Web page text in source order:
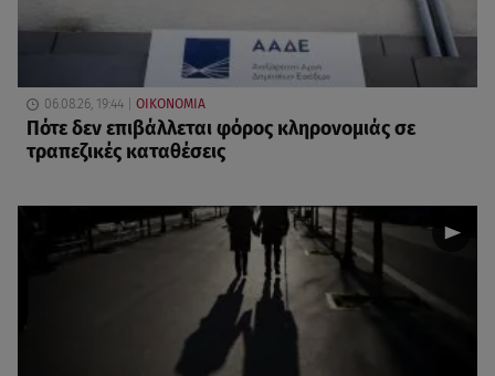
06.08.26, 19:44 ΟΙΚΟΝΟΜΙΑ
Πότε δεν επιβάλλεται φόρος κληρονομιάς σε
τραπεζικές καταθέσεις